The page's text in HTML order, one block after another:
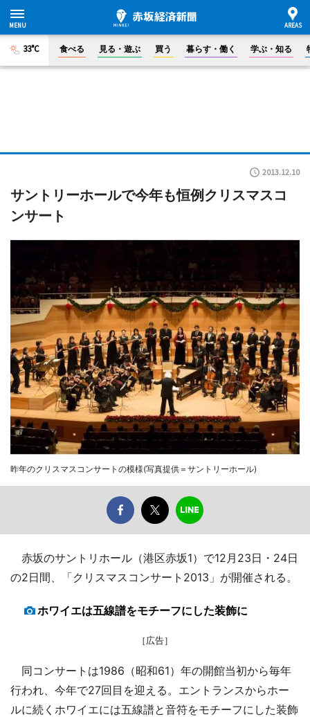
33°C 食べる 見る・遊ぶ 買う 暮らす・働く 学ぶ・知る
2013.12.10
サントリーホールで今年も恒例クリスマスコ
ンサート
昨年のクリスマスコンサートの模様(写真提供＝サントリーホール)
赤坂のサントリホール（港区赤坂1）で12月23日・24日
の2日間、「クリスマスコンサート2013」が開催される。
ホワイエは五線譜をモチーフにした装飾に
［広告］
同コンサートは1986（昭和61）年の開館当初から毎年
行われ、今年で27回目を迎える。エントランスからホー
ルに続くホワイエには五線譜と音符をモチーフにした装飾